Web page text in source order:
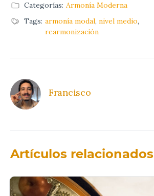
Categorías: Armonía Moderna
Tags: armonía modal, nivel medio,
rearmonización
Francisco
Artículos relacionados